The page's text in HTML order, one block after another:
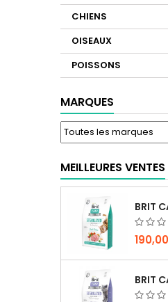
CHIENS
OISEAUX
POISSONS
MARQUES
MEILLEURES VENTES